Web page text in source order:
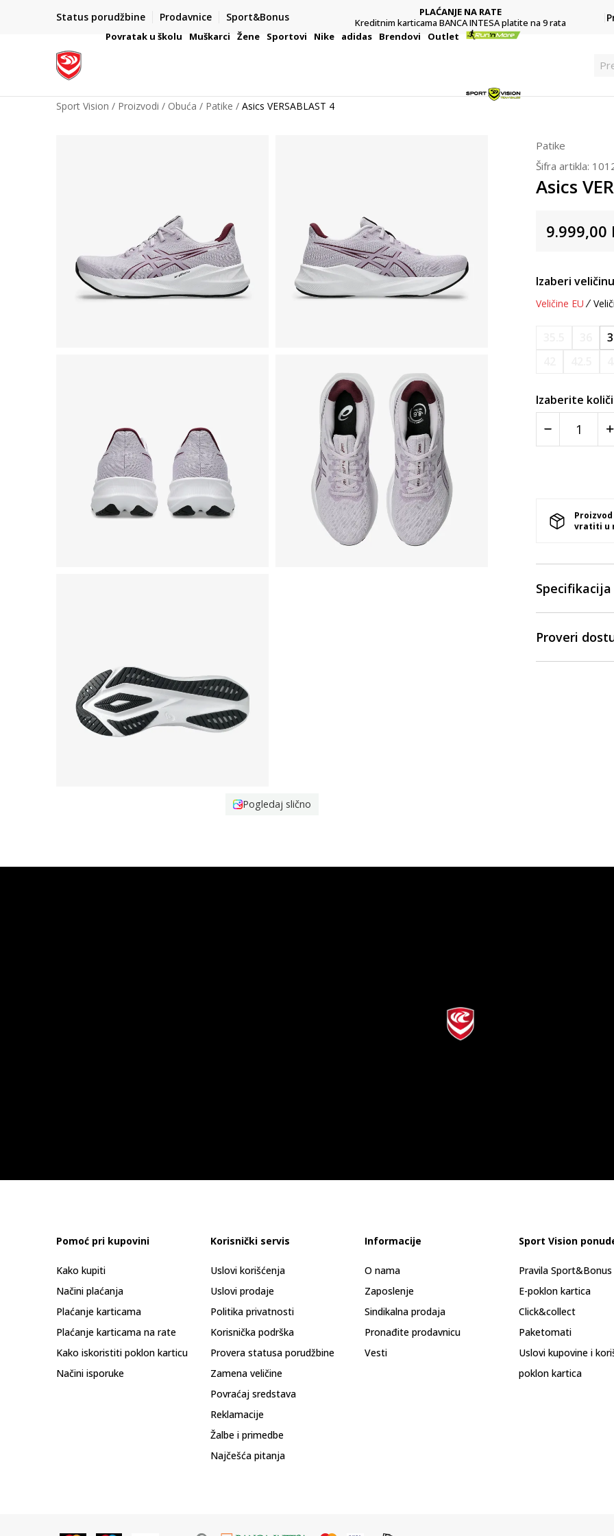
Status porudžbine Prodavnice Sport&Bonus
VAŽNO OBAVEŠTENJE ZA POTROŠAČE
PLAĆANJE NA RATE
Kreditnim karticama BANCA INTESA platite na 9 rata
Povratak u školu Muškarci Žene Sportovi Nike adidas Brendovi Outlet
P
Sport Vision Proizvodi Obuća Patike Asics VERSABLAST 4
Pogledaj slično
Patike
Šifra artikla:
Asics
9.999,00
Izaberi
Veličine EU
Izaberite
vratiti u
Specifikacija
Proveri
Pomoć pri kupovini
Kako kupiti
Načini plaćanja
Plaćanje karticama
Plaćanje karticama na rate
Kako iskoristiti poklon karticu
Načini isporuke
Korisnički servis
Uslovi korišćenja
Uslovi prodaje
Politika privatnosti
Korisnička podrška
Provera statusa porudžbine
Zamena veličine
Povraćaj sredstava
Reklamacije
Žalbe i primedbe
Najčešća pitanja
Informacije
O nama
Zaposlenje
Sindikalna prodaja
Pronađite prodavnicu
Vesti
Sport Vision
Pravila
E-poklon kartica
Click&collect
Paketomati
Uslovi kupovine i
poklon kartica